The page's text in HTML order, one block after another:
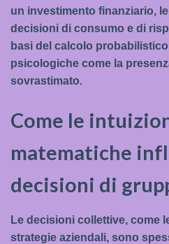
un investimento finanziario,
decisioni di consumo e di
basi del calcolo
psicologiche come la
sovrastimato.
Come le
matematiche
decisioni di
Le decisioni collettive, come
strategie aziendali, sono